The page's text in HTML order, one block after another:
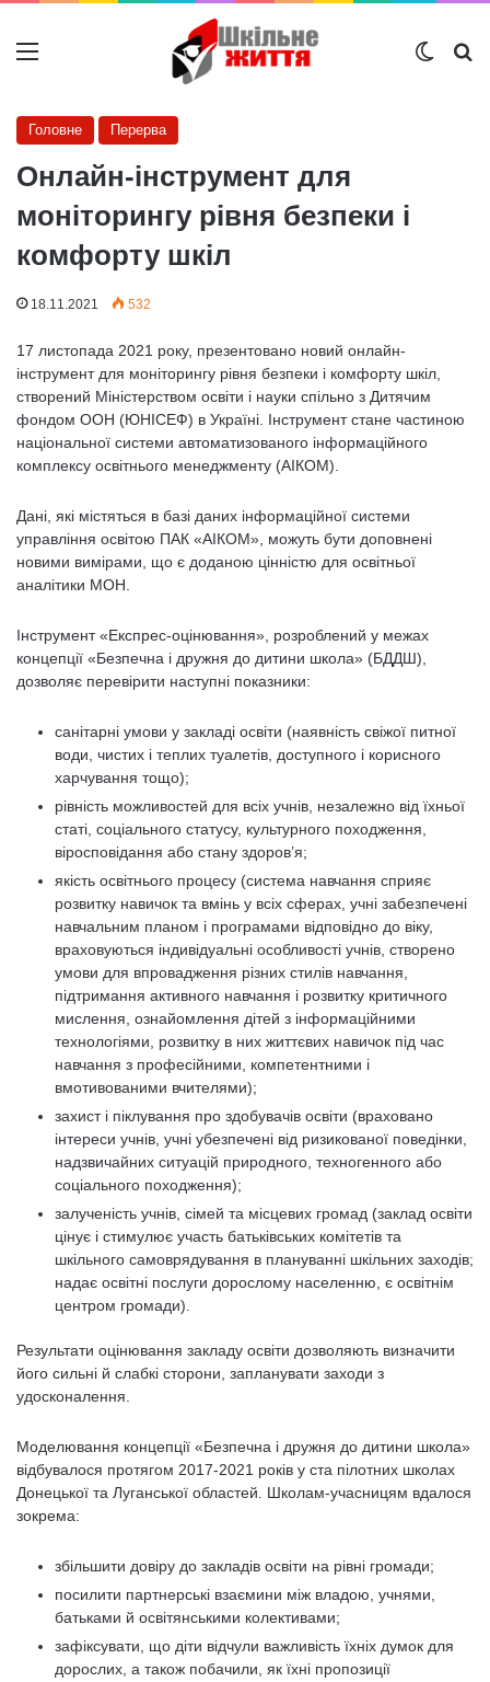
Меню
Головне Перерва
Онлайн-інструмент для
моніторингу рівня безпеки і
комфорту шкіл
18.11.2021 532
17 листопада 2021 року, презентовано новий онлайн-
інструмент для моніторингу рівня безпеки і комфорту шкіл,
створений Міністерством освіти і науки спільно з Дитячим
фондом ООН (ЮНІСЕФ) в Україні. Інструмент стане частиною
національної системи автоматизованого інформаційного
комплексу освітнього менеджменту (АІКОМ).
Дані, які містяться в базі даних інформаційної системи
управління освітою ПАК «АІКОМ», можуть бути доповнені
новими вимірами, що є доданою цінністю для освітньої
аналітики МОН.
Інструмент «Експрес-оцінювання», розроблений у межах
концепції «Безпечна і дружня до дитини школа» (БДДШ),
дозволяє перевірити наступні показники:
санітарні умови у закладі освіти (наявність свіжої питної
води, чистих і теплих туалетів, доступного і корисного
харчування тощо);
рівність можливостей для всіх учнів, незалежно від їхньої
статі, соціального статусу, культурного походження,
віросповідання або стану здоров’я;
якість освітнього процесу (система навчання сприяє
розвитку навичок та вмінь у всіх сферах, учні забезпечені
навчальним планом і програмами відповідно до віку,
враховуються індивідуальні особливості учнів, створено
умови для впровадження різних стилів навчання,
підтримання активного навчання і розвитку критичного
мислення, ознайомлення дітей з інформаційними
технологіями, розвитку в них життєвих навичок під час
навчання з професійними, компетентними і
вмотивованими вчителями);
захист і піклування про здобувачів освіти (враховано
інтереси учнів, учні убезпечені від ризикованої поведінки,
надзвичайних ситуацій природного, техногенного або
соціального походження);
залученість учнів, сімей та місцевих громад (заклад освіти
цінує і стимулює участь батьківських комітетів та
шкільного самоврядування в плануванні шкільних заходів;
надає освітні послуги дорослому населенню, є освітнім
центром громади).
Результати оцінювання закладу освіти дозволяють визначити
його сильні й слабкі сторони, запланувати заходи з
удосконалення.
Моделювання концепції «Безпечна і дружня до дитини школа»
відбувалося протягом 2017-2021 років у ста пілотних школах
Донецької та Луганської областей. Школам-учасницям вдалося
зокрема:
збільшити довіру до закладів освіти на рівні громади;
посилити партнерські взаємини між владою, учнями,
батьками й освітянськими колективами;
зафіксувати, що діти відчули важливість їхніх думок для
дорослих, а також побачили, як їхні пропозиції